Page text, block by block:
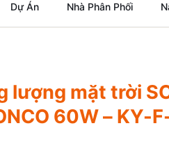
Dự Án Nhà Phân Phối
lượng mặt trời
60W – KY-